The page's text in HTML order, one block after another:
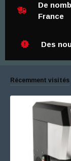
De
France
Des
Récemment visités